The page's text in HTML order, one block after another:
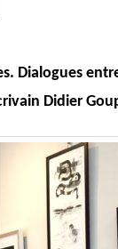
Dialogues
Didier